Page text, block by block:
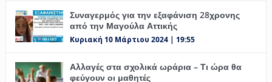
Συναγερμός για την εξαφάνιση 28χρονης
από την Μαγούλα Αττικής
Κυριακή 10 Μάρτιου 2024 | 19:55
Αλλαγές στα σχολικά ωράρια – Τι ώρα θα
φεύγουν οι μαθητές